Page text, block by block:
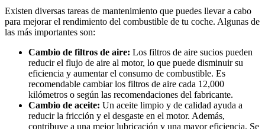
Existen diversas tareas de mantenimiento que puedes llevar a cabo
para mejorar el rendimiento del combustible de tu coche. Algunas de
las más importantes son:
Cambio de filtros de aire: Los filtros de aire sucios pueden
reducir el flujo de aire al motor, lo que puede disminuir su
eficiencia y aumentar el consumo de combustible. Es
recomendable cambiar los filtros de aire cada 12,000
kilómetros o según las recomendaciones del fabricante.
Cambio de aceite: Un aceite limpio y de calidad ayuda a
reducir la fricción y el desgaste en el motor. Además,
contribuye a una mejor lubricación y una mayor eficiencia. Se